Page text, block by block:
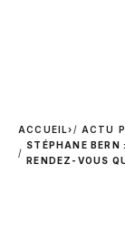
ACCUEIL› ACTU
STÉPHANE BERN
RENDEZ-VOUS